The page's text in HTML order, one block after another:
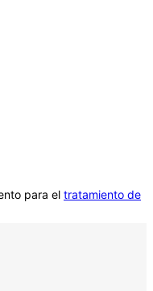
para el tratamiento de